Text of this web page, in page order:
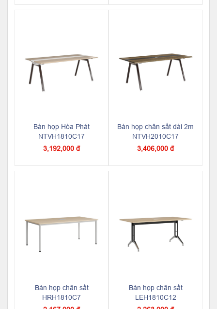
Bàn họp Hòa Phát
NTVH1810C17
3,192,000 đ
Bàn họp chân sắt dài 2m
NTVH2010C17
3,406,000 đ
Bàn họp chân sắt
HRH1810C7
Bàn họp chân sắt
LEH1810C12